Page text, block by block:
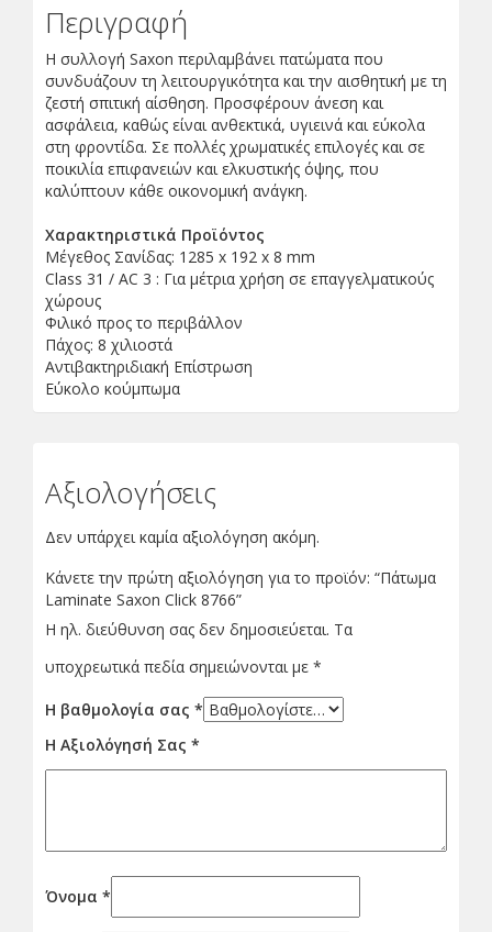
Περιγραφή
Η συλλογή Saxon περιλαμβάνει πατώματα που
συνδυάζουν τη λειτουργικότητα και την αισθητική με τη
ζεστή σπιτική αίσθηση. Προσφέρουν άνεση και
ασφάλεια, καθώς είναι ανθεκτικά, υγιεινά και εύκολα
στη φροντίδα. Σε πολλές χρωματικές επιλογές και σε
ποικιλία επιφανειών και ελκυστικής όψης, που
καλύπτουν κάθε οικονομική ανάγκη.
Χαρακτηριστικά Προϊόντος
Μέγεθος Σανίδας: 1285 x 192 x 8 mm
Class 31 / AC 3 : Για μέτρια χρήση σε επαγγελματικούς
χώρους
Φιλικό προς το περιβάλλον
Πάχος: 8 χιλιοστά
Αντιβακτηριδιακή Επίστρωση
Εύκολο κούμπωμα
Αξιολογήσεις
Δεν υπάρχει καμία αξιολόγηση ακόμη.
Κάνετε την πρώτη αξιολόγηση για το προϊόν: “Πάτωμα
Laminate Saxon Click 8766”
Η ηλ. διεύθυνση σας δεν δημοσιεύεται. Τα
υποχρεωτικά πεδία σημειώνονται με *
Η βαθμολογία σας *
Η Αξιολόγησή Σας *
Όνομα *